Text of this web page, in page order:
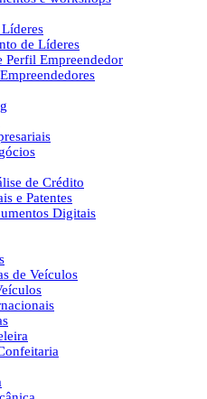
de Líderes
Perfil Empreendedor
de Crédito
e Patentes
Digitais
de Veículos